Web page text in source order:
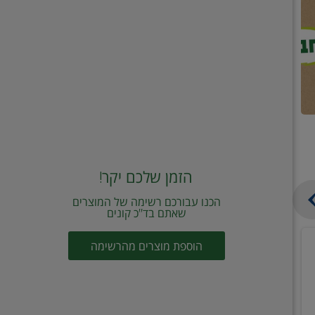
הזמן שלכם יקר!
הכנו עבורכם רשימה של המוצרים
שאתם בד"כ קונים
הוספת מוצרים מהרשימה